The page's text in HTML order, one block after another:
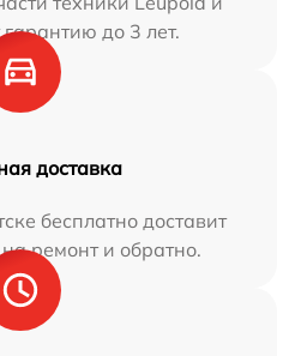
до 3 лет.
доставка
бесплатно доставит
ремонт и обратно.